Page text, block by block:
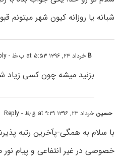
شبانه یا روزانه کیون شهر میتونم
Bخرداد ۲۳, ۱۳۹۶ at ۵:۵۳ ب٫ظ - Reply
بزنید میشه چون کسی زیاد
حسین خرداد ۲۳, ۱۳۹۶ at ۹:۲۹ ق٫ظ - Reply
با سلام به همگی-پآخرین رتبه
خصوصی در غیر انتفاعی و پیام